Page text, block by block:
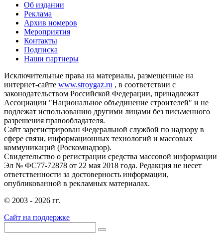
Об издании
Реклама
Архив номеров
Мероприятия
Контакты
Подписка
Наши партнеры
Исключительные права на материалы, размещенные на
интернет-сайте www.stroygaz.ru , в соответствии с
законодательством Российской Федерации, принадлежат
Ассоциации "Национальное объединение строителей" и не
подлежат использованию другими лицами без письменного
разрешения правообладателя.
Сайт зарегистрирован Федеральной службой по надзору в
сфере связи, информационных технологий и массовых
коммуникаций (Роскомнадзор).
Свидетельство о регистрации средства массовой информации
Эл № ФС77-72878 от 22 мая 2018 года. Редакция не несет
ответственности за достоверность информации,
опубликованной в рекламных материалах.
© 2003 - 2026 гг.
Сайт на поддержке